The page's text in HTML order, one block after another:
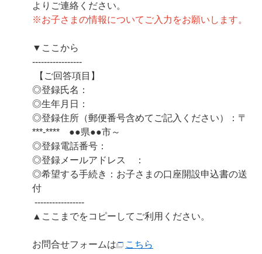
よりご連絡ください。
※お子さまの情報についてご入力をお願いします。
▼ここから
-----------------
【ご回答項目】
◎登録氏名：
◎生年月日：
◎登録住所（郵便番号含めてご記入ください）：〒
***-**** ●●県●●市～
◎登録電話番号：
◎登録メールアドレス ：
◎希望する手続き：お子さまの口座開設申込書の送
付
-----------------
▲ここまでをコピーしてご利用ください。
お問合せフォームは こちら